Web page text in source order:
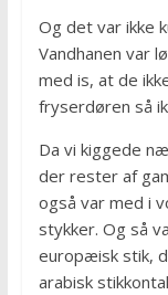
Og det var ikke
Vandhanen var
med is, at de
fryserdøren så
Da vi kiggede
der rester af
også var med i
stykker. Og så
europæisk stik,
arabisk